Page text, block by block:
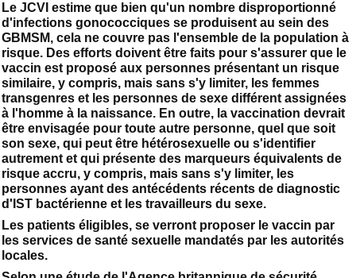
Le JCVI estime que bien qu'un nombre disproportionné
d'infections gonococciques se produisent au sein des
GBMSM, cela ne couvre pas l'ensemble de la population à
risque. Des efforts doivent être faits pour s'assurer que le
vaccin est proposé aux personnes présentant un risque
similaire, y compris, mais sans s'y limiter, les femmes
transgenres et les personnes de sexe différent assignées
à l'homme à la naissance. En outre, la vaccination devrait
être envisagée pour toute autre personne, quel que soit
son sexe, qui peut être hétérosexuelle ou s'identifier
autrement et qui présente des marqueurs équivalents de
risque accru, y compris, mais sans s'y limiter, les
personnes ayant des antécédents récents de diagnostic
d'IST bactérienne et les travailleurs du sexe.
Les patients éligibles, se verront proposer le vaccin par
les services de santé sexuelle mandatés par les autorités
locales.